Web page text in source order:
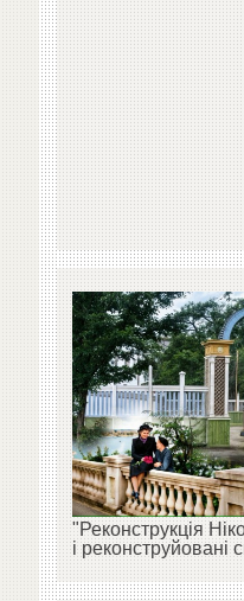
"Реконструкція
і реконструйовані